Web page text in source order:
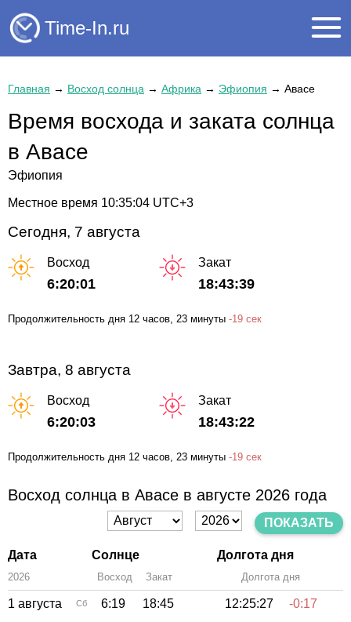
Time-In.ru
Главная → Восход солнца → Африка → Эфиопия → Авасе
Время восхода и заката солнца
в Авасе
Эфиопия
Местное время 10:35:04 UTC+3
Сегодня, 7 августа
Восход
6:20:01
Закат
18:43:39
Продолжительность дня 12 часов , 23 минуты -19 сек
Завтра, 8 августа
Восход
6:20:03
Закат
18:43:22
Продолжительность дня 12 часов, 23 минуты -19 сек
Восход солнца в Авасе в августе 2026 года
ПОКАЗАТЬ
Дата Солнце Долгота дня
2026 Восход Закат Долгота дня
1 августа Сб 6:19 18:45 12:25:27
-0:17